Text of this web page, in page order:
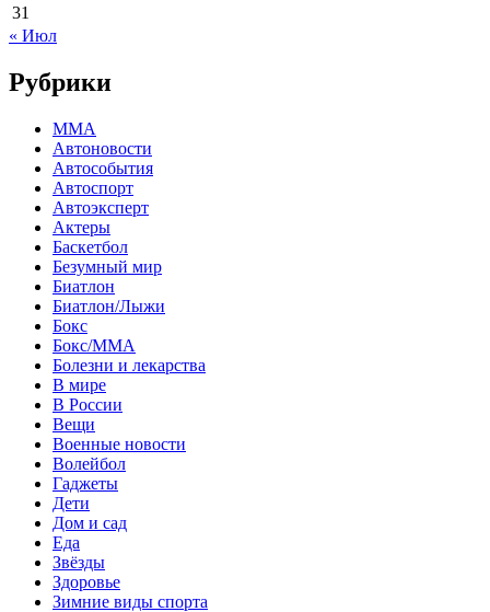
31
« Июл
Рубрики
MMA
Автоновости
Автособытия
Автоспорт
Автоэксперт
Актеры
Баскетбол
Безумный мир
Биатлон
Биатлон/Лыжи
Бокс
Бокс/MMA
Болезни и лекарства
В мире
В России
Вещи
Военные новости
Волейбол
Гаджеты
Дети
Дом и сад
Еда
Звёзды
Здоровье
Зимние виды спорта